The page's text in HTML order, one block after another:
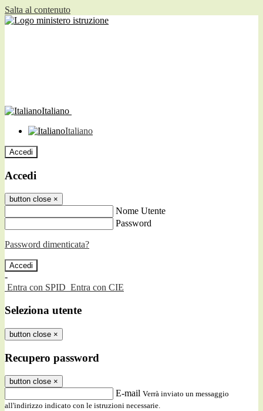
Salta al contenuto
Italiano
Italiano
Accedi
Accedi
button close ×
Nome Utente
Password
Password dimenticata?
-
Entra con SPID Entra con CIE
Seleziona utente
button close ×
Recupero password
button close ×
E-mail Verrà inviato un messaggio
all'indirizzo indicato con le istruzioni necessarie.